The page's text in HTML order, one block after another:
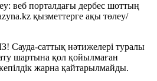
веб порталдағы дербес шоттың
қызметтерге ақы төлеу/
саттық нәтижелері туралы
шартына қол қойылмаған
жарна қайтарылмайды.